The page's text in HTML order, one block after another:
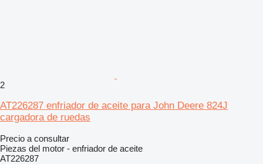
2
AT226287 enfriador de aceite para John Deere 824J
cargadora de ruedas
Precio a consultar
Piezas del motor - enfriador de aceite
AT226287